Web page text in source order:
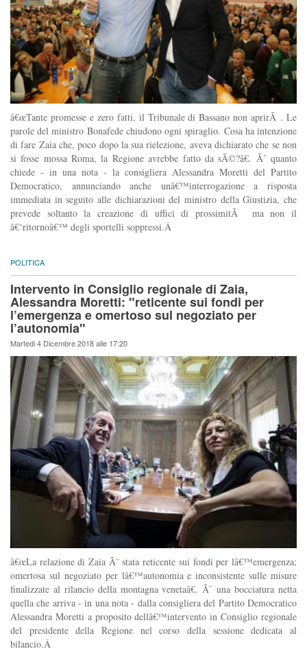
â€œTante promesse e zero fatti, il Tribunale di Bassano non aprirÃ . Le
parole del ministro Bonafede chiudono ogni spiraglio. Cosa ha intenzione
di fare Zaia che, poco dopo la sua rielezione, aveva dichiarato che se non
si fosse mossa Roma, la Regione avrebbe fatto da sÃ©?â€. Ãˆ quanto
chiede - in una nota - la consigliera Alessandra Moretti del Partito
Democratico, annunciando anche unâ€™interrogazione a risposta
immediata in seguito alle dichiarazioni del ministro della Giustizia, che
prevede soltanto la creazione di uffici di prossimitÃ ma non il
â€˜ritornoâ€™ degli sportelli soppressi.Â
POLITICA
Intervento in Consiglio regionale di Zaia,
Alessandra Moretti: "reticente sui fondi per
l’emergenza e omertoso sul negoziato per
l’autonomia"
Martedi 4 Dicembre 2018 alle 17:20
â€œLa relazione di Zaia Ã¨ stata reticente sui fondi per lâ€™emergenza;
omertosa sul negoziato per lâ€™autonomia e inconsistente sulle misure
finalizzate al rilancio della montagna venetaâ€. Ãˆ una bocciatura netta
quella che arriva - in una nota - dalla consigliera del Partito Democratico
Alessandra Moretti a proposito dellâ€™intervento in Consiglio regionale
del presidente della Regione nel corso della sessione dedicata al
bilancio.Â